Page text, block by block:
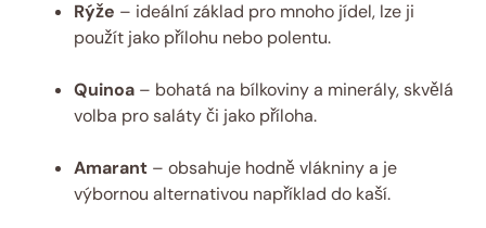
Rýže – ideální základ pro mnoho jídel, lze ji
použít jako přílohu nebo polentu.
Quinoa – bohatá na bílkoviny a minerály, skvělá
volba pro saláty či jako příloha.
Amarant – obsahuje hodně vlákniny a je
výbornou alternativou například do kaší.